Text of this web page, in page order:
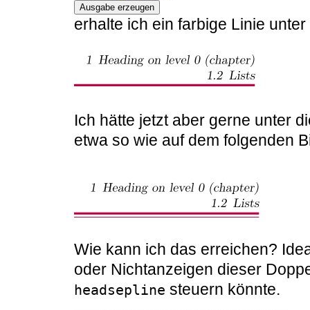
Ausgabe erzeugen
erhalte ich ein farbige Linie
Ich hätte jetzt aber gerne unter
etwa so wie auf dem folgenden
Wie kann ich das erreichen?
oder Nichtanzeigen dieser
headsepline steuern könnte.